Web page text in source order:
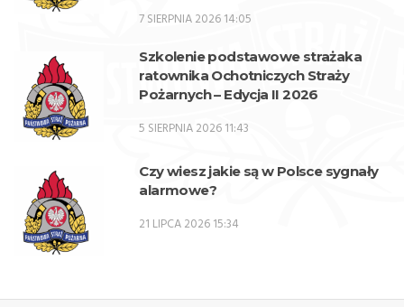
7 SIERPNIA 2026 14:05
Szkolenie podstawowe strażaka
ratownika Ochotniczych Straży
Pożarnych – Edycja II 2026
5 SIERPNIA 2026 11:43
Czy wiesz jakie są w Polsce sygnały
alarmowe?
21 LIPCA 2026 15:34